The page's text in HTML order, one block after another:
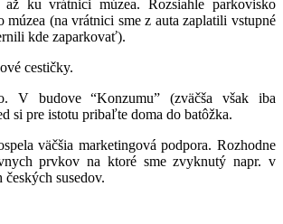
ku vrátnici múzea. Rozsiahle parkovisko
múzea (na vrátnici sme z auta zaplatili vstupné
kde zaparkovať).
cestičky.
V budove “Konzumu” (zväčša však iba
si pre istotu pribaľte doma do batôžka.
väčšia marketingová podpora. Rozhodne
prvkov na ktoré sme zvyknutý napr. v
českých susedov.